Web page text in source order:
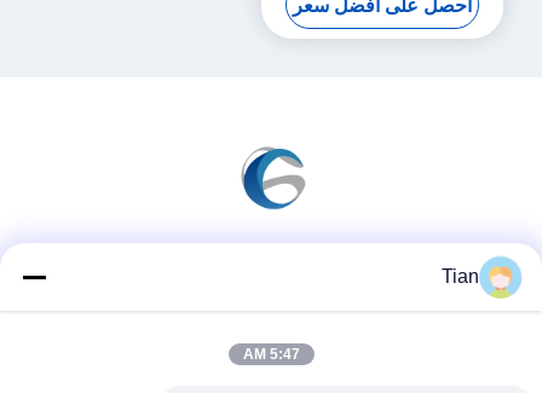
احصل على أفضل سعر
Tian
5:47 AM